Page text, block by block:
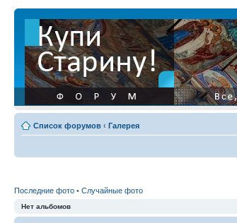
Список форумов ‹ Галерея
Последние фото • Случайные фото
Нет альбомов